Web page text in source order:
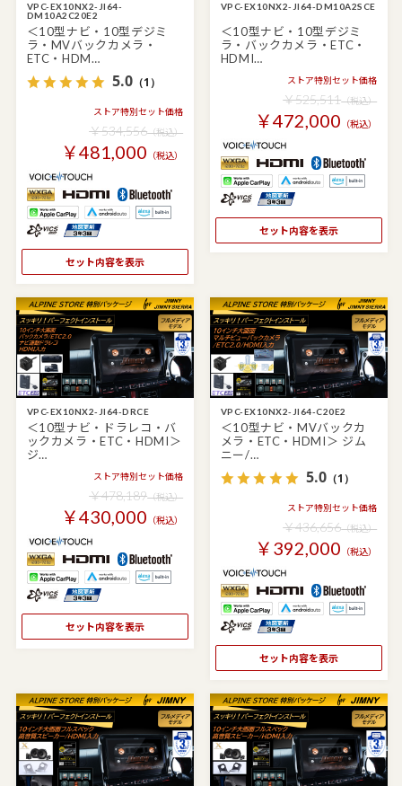
VPC-EX10NX2-JI64-
DM10A2C20E2
＜10型ナビ・10型デジミ
ラ・MVバックカメラ・
ETC・HDM…
5.0（1）
ストア特別セット価格
￥534,556（税込）
￥481,000 （税込）
セット内容を表示
VPC-EX10NX2-JI64-DM10A2SCE
＜10型ナビ・10型デジミ
ラ・バックカメラ・ETC・
HDMI…
ストア特別セット価格
￥525,511（税込）
￥472,000 （税込）
セット内容を表示
VPC-EX10NX2-JI64-DRCE
＜10型ナビ・ドラレコ・バ
ックカメラ・ETC・HDMI＞
ジ…
ストア特別セット価格
￥478,189（税込）
￥430,000 （税込）
セット内容を表示
VPC-EX10NX2-JI64-C20E2
＜10型ナビ・MVバックカ
メラ・ETC・HDMI＞ ジム
ニー/…
5.0（1）
ストア特別セット価格
￥436,656（税込）
￥392,000 （税込）
セット内容を表示